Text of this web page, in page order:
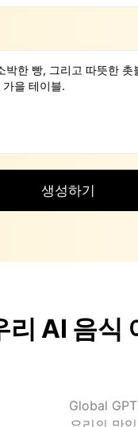
생성하기
리 AI 음식
Global